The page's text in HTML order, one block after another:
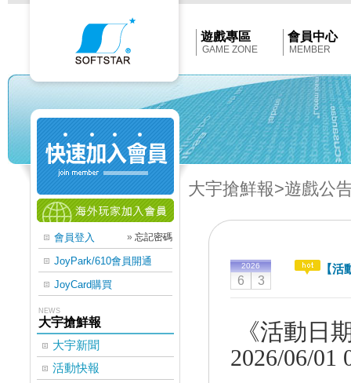
Softstar
遊戲專區
GAME ZONE
會員中心
MEMBER
會員登入 » 忘記密碼
JoyPark/610會員開通
JoyCard購買
NEWS
大宇搶鮮報
大宇新聞
活動快報
大宇搶鮮報>遊戲公
2026
6 3
【
《活動日
2026/06/01